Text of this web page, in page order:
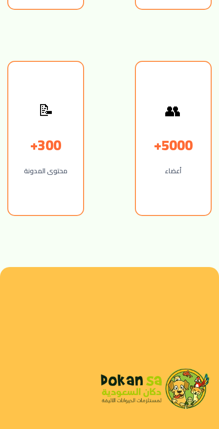
👥
5000+
أعضاء
📝
300+
محتوى المدونة